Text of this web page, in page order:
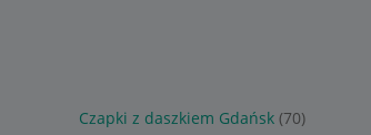
Czapki z daszkiem Gdańsk (70)